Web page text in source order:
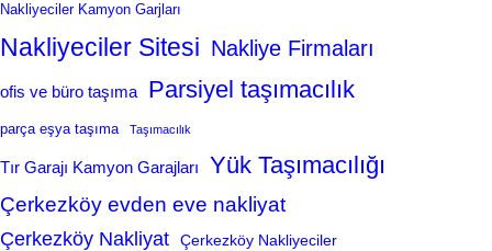
Nakliyeciler Kamyon Garjları
Nakliyeciler Sitesi Nakliye Firmaları
ofis ve büro taşıma Parsiyel taşımacılık
parça eşya taşıma Taşımacılık
Tır Garajı Kamyon Garajları Yük Taşımacılığı
Çerkezköy evden eve nakliyat
Çerkezköy Nakliyat Çerkezköy Nakliyeciler